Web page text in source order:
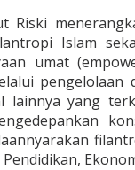
Riski
Islam
umat
pengelolaan
lainnya yang